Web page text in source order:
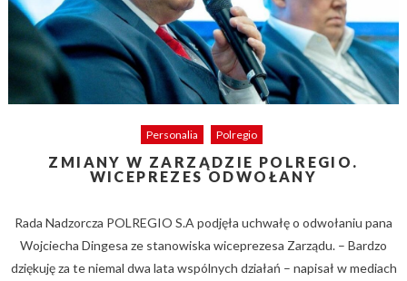
Personalia Polregio
ZMIANY W ZARZĄDZIE POLREGIO.
WICEPREZES ODWOŁANY
Rada Nadzorcza POLREGIO S.A podjęła uchwałę o odwołaniu pana
Wojciecha Dingesa ze stanowiska wiceprezesa Zarządu. – Bardzo
dziękuję za te niemal dwa lata wspólnych działań – napisał w mediach